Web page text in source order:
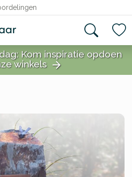
close
Kom inspiratie opdoen
winkels arrow_forward